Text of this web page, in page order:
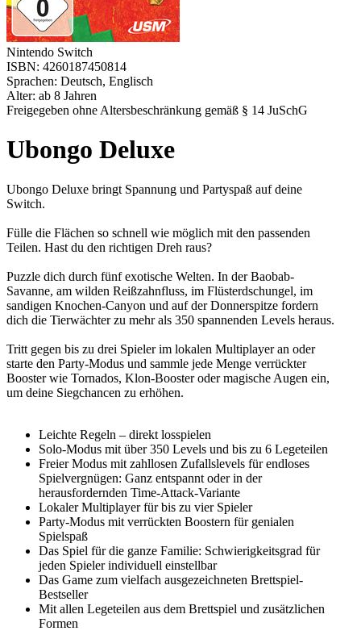
Nintendo Switch
ISBN: 4260187450814
Sprachen: Deutsch, Englisch
Alter: ab 8 Jahren
Freigegeben ohne Altersbeschränkung gemäß § 14 JuSchG
Ubongo Deluxe
Ubongo Deluxe bringt Spannung und Partyspaß auf deine
Switch.
Fülle die Flächen so schnell wie möglich mit den passenden
Teilen. Hast du den richtigen Dreh raus?
Puzzle dich durch fünf exotische Welten. In der Baobab-
Savanne, am wilden Reißzahnfluss, im Flüsterdschungel, im
sandigen Knochen-Canyon und auf der Donnerspitze fordern
dich die Tierwächter zu mehr als 350 spannenden Levels heraus.
Tritt gegen bis zu drei Spieler im lokalen Multiplayer an oder
starte den Party-Modus und sammle jede Menge verrückter
Booster wie Tornados, Klon-Booster oder magische Augen ein,
um deine Siegchancen zu erhöhen.
Leichte Regeln – direkt losspielen
Solo-Modus mit über 350 Levels und bis zu 6 Legeteilen
Freier Modus mit zahllosen Zufallslevels für endloses
Spielvergnügen: Ganz entspannt oder in der
herausfordernden Time-Attack-Variante
Lokaler Multiplayer für bis zu vier Spieler
Party-Modus mit verrückten Boostern für genialen
Spielspaß
Das Spiel für die ganze Familie: Schwierigkeitsgrad für
jeden Spieler individuell einstellbar
Das Game zum vielfach ausgezeichneten Brettspiel-
Bestseller
Mit allen Legeteilen aus dem Brettspiel und zusätzlichen
Formen